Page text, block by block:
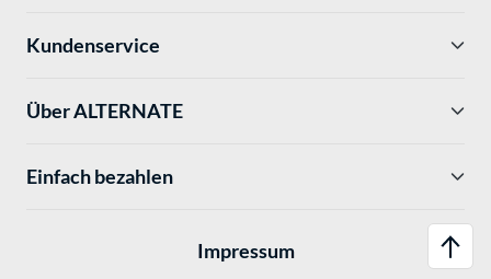
Kundenservice
Über ALTERNATE
Einfach bezahlen
Impressum